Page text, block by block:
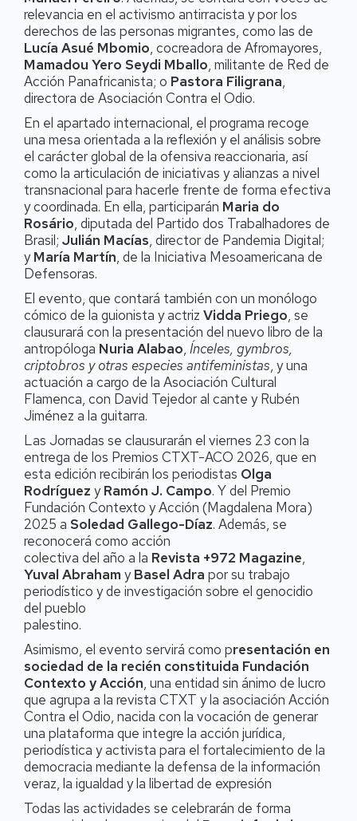
relevancia en el activismo antirracista y por los
derechos de las personas migrantes, como las de
Lucía Asué Mbomio, cocreadora de Afromayores,
Mamadou Yero Seydi Mballo, militante de Red de
Acción Panafricanista; o Pastora Filigrana,
directora de Asociación Contra el Odio.
En el apartado internacional, el programa recoge
una mesa orientada a la reflexión y el análisis sobre
el carácter global de la ofensiva reaccionaria, así
como la articulación de iniciativas y alianzas a nivel
transnacional para hacerle frente de forma efectiva
y coordinada. En ella, participarán Maria do
Rosário, diputada del Partido dos Trabalhadores de
Brasil; Julián Macías, director de Pandemia Digital;
yMaría Martín, de la Iniciativa Mesoamericana de
Defensoras.
El evento, que contará también con un monólogo
cómico de la guionista y actriz Vidda Priego, se
clausurará con la presentación del nuevo libro de la
antropóloga Nuria Alabao, Ínceles, gymbros,
criptobros y otras especies antifeministas, y una
actuación a cargo de la Asociación Cultural
Flamenca, con David Tejedor al cante y Rubén
Jiménez a la guitarra.
Las Jornadas se clausurarán el viernes 23 con la
entrega de los Premios CTXT-ACO 2026, que en
esta edición recibirán los periodistas Olga
Rodríguez yRamón J. Campo. Y del Premio
Fundación Contexto y Acción (Magdalena Mora)
2025 a Soledad Gallego-Díaz. Además, se
reconocerá como acción
colectiva del año a la Revista +972 Magazine,
Yuval Abraham yBasel Adra por su trabajo
periodístico y de investigación sobre el genocidio
del pueblo
palestino.
Asimismo, el evento servirá como presentación en
sociedad de la recién constituida Fundación
Contexto y Acción, una entidad sin ánimo de lucro
que agrupa a la revista CTXT y la asociación Acción
Contra el Odio, nacida con la vocación de generar
una plataforma que integre la acción jurídica,
periodística y activista para el fortalecimiento de la
democracia mediante la defensa de la información
veraz, la igualdad y la libertad de expresión
Todas las actividades se celebrarán de forma